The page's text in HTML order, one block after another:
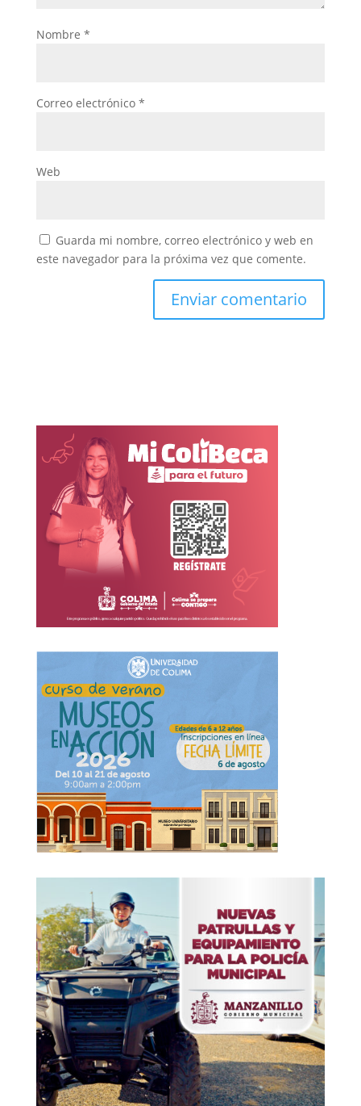
Nombre *
Correo electrónico *
Web
Guarda mi nombre, correo electrónico y web en
este navegador para la próxima vez que comente.